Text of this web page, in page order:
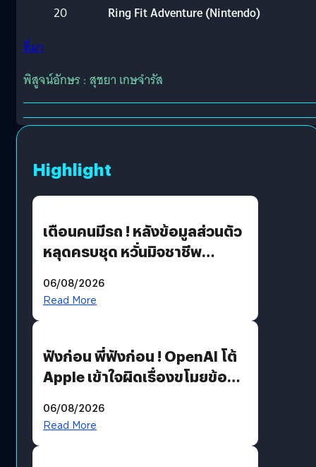
20
Ring Fit Adventure (Nintendo)
ที่มา
พิสูจน์อักษร : สุชยา เกษจำรัส
Highlight
เตือนคนมีรถ ! หลังข้อมูลส่วนตัว
หลุดครบชุด หวั่นมิจชาชีพ
รหัสผ่านหลุด ไม่ใช่แฮ็กเกอร์
06/08/2026
Read More
ฟังก่อน พี่ฟังก่อน ! OpenAI โต้
Apple เข้าใจผิดเรื่องขโมยข้อมูล
06/08/2026
Read More